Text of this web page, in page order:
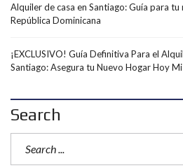
Alquiler de casa en Santiago: Guía para tu
República Dominicana
¡EXCLUSIVO! Guía Definitiva Para el
Santiago: Asegura tu Nuevo Hogar Hoy
Search